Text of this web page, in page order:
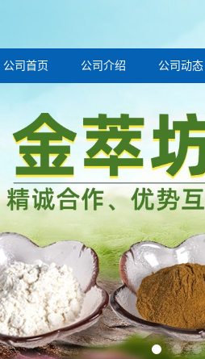
公司首页 公司介绍 公司动态